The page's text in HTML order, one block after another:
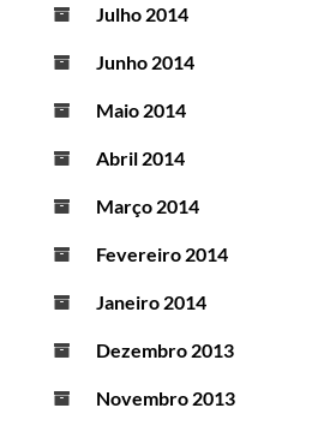
Julho 2014
Junho 2014
Maio 2014
Abril 2014
Março 2014
Fevereiro 2014
Janeiro 2014
Dezembro 2013
Novembro 2013